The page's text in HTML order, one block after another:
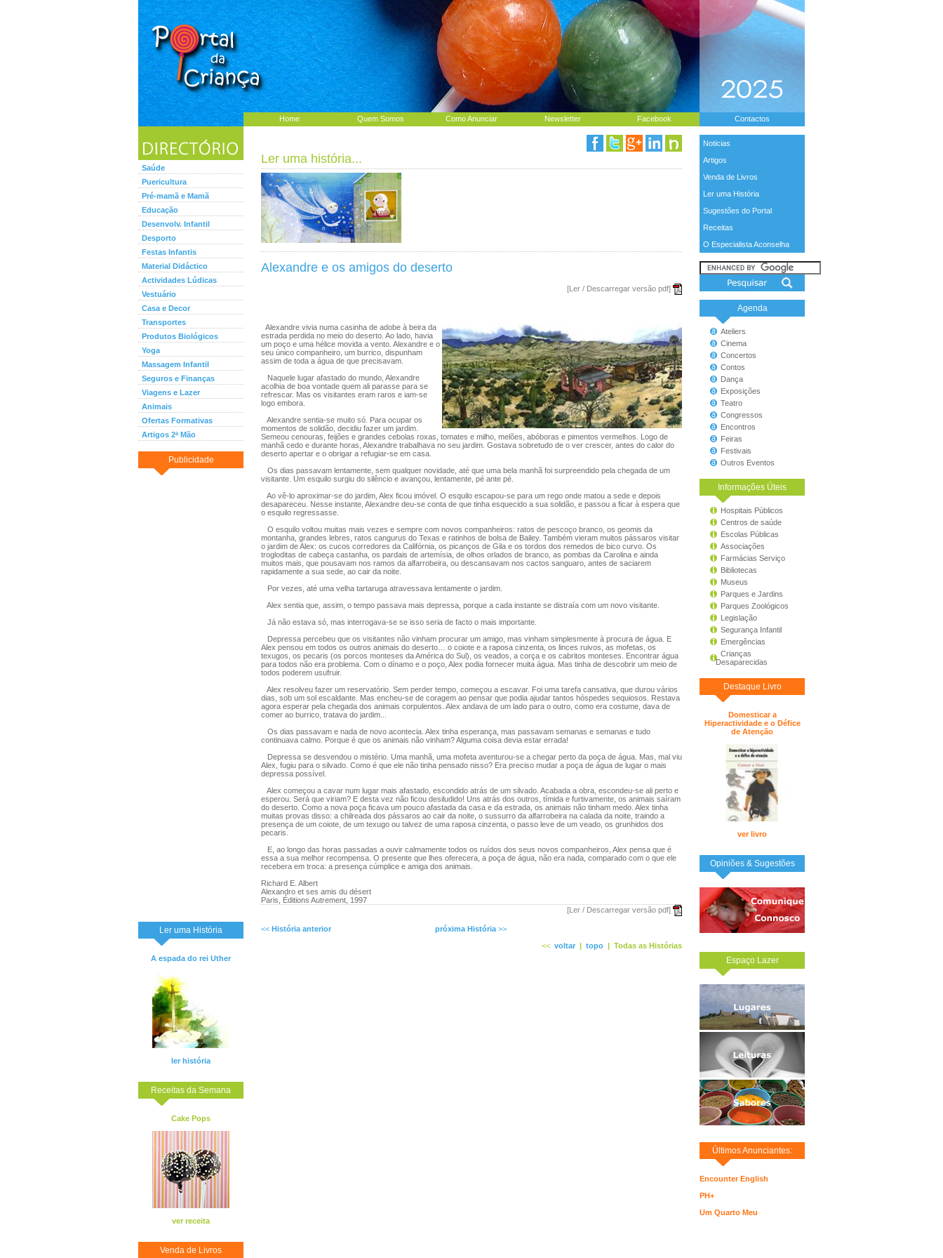
Home Quem Somos Como Anunciar Newsletter Facebook Contactos
Saúde
Puericultura
Pré-mamã e Mamã
Educação
Desenvolv. Infantil
Desporto
Festas Infantis
Material Didáctico
Actividades Lúdicas
Vestuário
Casa e Decor
Transportes
Produtos Biológicos
Yoga
Massagem Infantil
Seguros e Finanças
Viagens e Lazer
Animais
Ofertas Formativas
Artigos 2ª Mão
Publicidade
Ler uma História
A espada do rei Uther
ler história
Receitas da Semana
Cake Pops
ver receita
Venda de Livros
Noticias
Artigos
Venda de Livros
Ler uma História
Sugestões do Portal
Receitas
O Especialista Aconselha
Agenda
Ateliers
Cinema
Concertos
Contos
Dança
Exposições
Teatro
Congressos
Encontros
Feiras
Festivais
Outros Eventos
Informações Úteis
Hospitais Públicos
Centros de saúde
Escolas Públicas
Associações
Farmácias Serviço
Bibliotecas
Museus
Parques e Jardins
Parques Zoológicos
Legislação
Segurança Infantil
Emergências
Crianças
Desaparecidas
Destaque Livro
Domesticar a
Hiperactividade e o Défice
de Atenção
ver livro
Opiniões & Sugestões
Espaço Lazer
Últimos Anunciantes:
Encounter English
PH+
Um Quarto Meu
Ler uma história...
Alexandre e os amigos do deserto
[Ler / Descarregar versão pdf]
Alexandre vivia numa casinha de adobe à beira da
estrada perdida no meio do deserto. Ao lado, havia
um poço e uma hélice movida a vento. Alexandre e o
seu único companheiro, um burrico, dispunham
assim de toda a água de que precisavam.
Naquele lugar afastado do mundo, Alexandre
acolhia de boa vontade quem ali parasse para se
refrescar. Mas os visitantes eram raros e iam-se
logo embora.
Alexandre sentia-se muito só. Para ocupar os
momentos de solidão, decidiu fazer um jardim.
Semeou cenouras, feijões e grandes cebolas roxas, tomates e milho, melões, abóboras e pimentos vermelhos. Logo de
manhã cedo e durante horas, Alexandre trabalhava no seu jardim. Gostava sobretudo de o ver crescer, antes do calor do
deserto apertar e o obrigar a refugiar-se em casa.
Os dias passavam lentamente, sem qualquer novidade, até que uma bela manhã foi surpreendido pela chegada de um
visitante. Um esquilo surgiu do silêncio e avançou, lentamente, pé ante pé.
Ao vê-lo aproximar-se do jardim, Alex ficou imóvel. O esquilo escapou-se para um rego onde matou a sede e depois
desapareceu. Nesse instante, Alexandre deu-se conta de que tinha esquecido a sua solidão, e passou a ficar à espera que
o esquilo regressasse.
O esquilo voltou muitas mais vezes e sempre com novos companheiros: ratos de pescoço branco, os geomis da
montanha, grandes lebres, ratos cangurus do Texas e ratinhos de bolsa de Bailey. Também vieram muitos pássaros visitar
o jardim de Alex: os cucos corredores da Califórnia, os picanços de Gila e os tordos dos remedos de bico curvo. Os
trogloditas de cabeça castanha, os pardais de artemísia, de olhos orlados de branco, as pombas da Carolina e ainda
muitos mais, que pousavam nos ramos da alfarrobeira, ou descansavam nos cactos sanguaro, antes de saciarem
rapidamente a sua sede, ao cair da noite.
Por vezes, até uma velha tartaruga atravessava lentamente o jardim.
Alex sentia que, assim, o tempo passava mais depressa, porque a cada instante se distraía com um novo visitante.
Já não estava só, mas interrogava-se se isso seria de facto o mais importante.
Depressa percebeu que os visitantes não vinham procurar um amigo, mas vinham simplesmente à procura de água. E
Alex pensou em todos os outros animais do deserto… o coiote e a raposa cinzenta, os linces ruivos, as mofetas, os
texugos, os pecaris (os porcos monteses da América do Sul), os veados, a corça e os cabritos monteses. Encontrar água
para todos não era problema. Com o dínamo e o poço, Alex podia fornecer muita água. Mas tinha de descobrir um meio de
todos poderem usufruir.
Alex resolveu fazer um reservatório. Sem perder tempo, começou a escavar. Foi uma tarefa cansativa, que durou vários
dias, sob um sol escaldante. Mas encheu-se de coragem ao pensar que podia ajudar tantos hóspedes sequiosos. Restava
agora esperar pela chegada dos animais corpulentos. Alex andava de um lado para o outro, como era costume, dava de
comer ao burrico, tratava do jardim...
Os dias passavam e nada de novo acontecia. Alex tinha esperança, mas passavam semanas e semanas e tudo
continuava calmo. Porque é que os animais não vinham? Alguma coisa devia estar errada!
Depressa se desvendou o mistério. Uma manhã, uma mofeta aventurou-se a chegar perto da poça de água. Mas, mal viu
Alex, fugiu para o silvado. Como é que ele não tinha pensado nisso? Era preciso mudar a poça de água de lugar o mais
depressa possível.
Alex começou a cavar num lugar mais afastado, escondido atrás de um silvado. Acabada a obra, escondeu-se ali perto e
esperou. Será que viriam? E desta vez não ficou desiludido! Uns atrás dos outros, tímida e furtivamente, os animais saíram
do deserto. Como a nova poça ficava um pouco afastada da casa e da estrada, os animais não tinham medo. Alex tinha
muitas provas disso: a chilreada dos pássaros ao cair da noite, o sussurro da alfarrobeira na calada da noite, traindo a
presença de um coiote, de um texugo ou talvez de uma raposa cinzenta, o passo leve de um veado, os grunhidos dos
pecaris.
E, ao longo das horas passadas a ouvir calmamente todos os ruídos dos seus novos companheiros, Alex pensa que é
essa a sua melhor recompensa. O presente que lhes oferecera, a poça de água, não era nada, comparado com o que ele
recebera em troca: a presença cúmplice e amiga dos animais.
Richard E. Albert
Alexandro et ses amis du désert
Paris, Éditions Autrement, 1997
[Ler / Descarregar versão pdf]
<< História anterior próxima História >>
<< voltar | topo | Todas as Histórias